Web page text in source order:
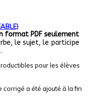
format PDF seulement
le sujet, le participe
pour les élèves
corrigé a été ajouté à la fin